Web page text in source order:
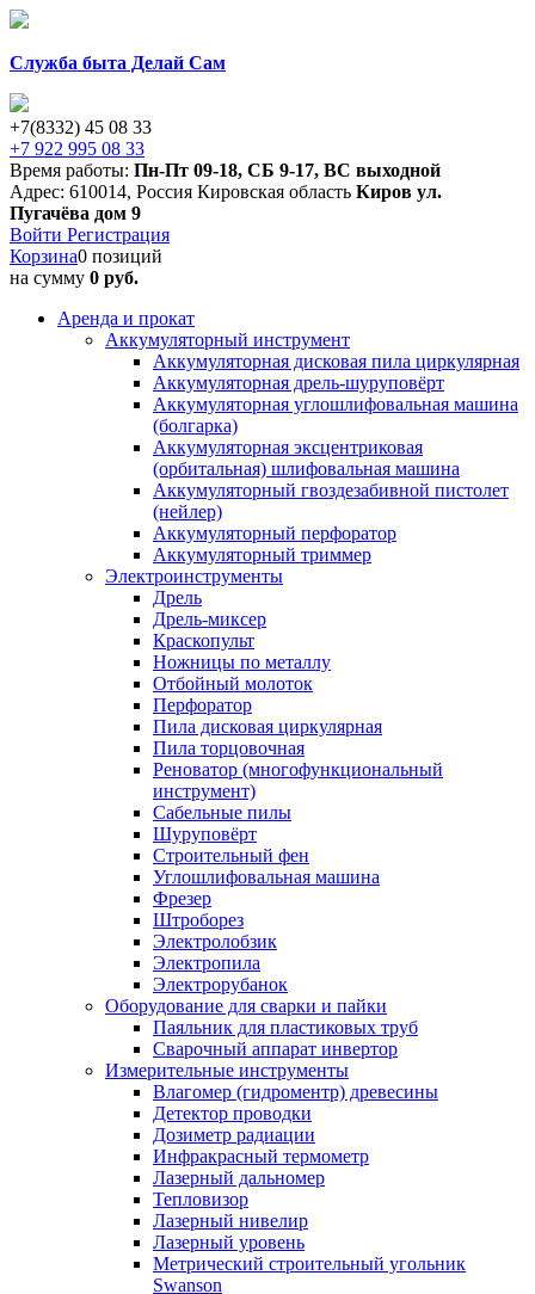
Служба быта Делай Сам
+7(8332) 45 08 33
+7 922 995 08 33
Время работы: Пн-Пт 09-18, СБ 9-17, ВС выходной
Адрес: 610014, Россия Кировская область Киров ул.
Пугачёва дом 9
Войти Регистрация
Корзина0 позиций
на сумму 0 руб.
Аренда и прокат
Аккумуляторный инструмент
Аккумуляторная дисковая пила циркулярная
Аккумуляторная дрель-шуруповёрт
Аккумуляторная углошлифовальная машина
(болгарка)
Аккумуляторная эксцентриковая
(орбитальная) шлифовальная машина
Аккумуляторный гвоздезабивной пистолет
(нейлер)
Аккумуляторный перфоратор
Аккумуляторный триммер
Электроинструменты
Дрель
Дрель-миксер
Краскопульт
Ножницы по металлу
Отбойный молоток
Перфоратор
Пила дисковая циркулярная
Пила торцовочная
Реноватор (многофункциональный
инструмент)
Сабельные пилы
Шуруповёрт
Строительный фен
Углошлифовальная машина
Фрезер
Штроборез
Электролобзик
Электропила
Электрорубанок
Оборудование для сварки и пайки
Паяльник для пластиковых труб
Сварочный аппарат инвертор
Измерительные инструменты
Влагомер (гидроментр) древесины
Детектор проводки
Дозиметр радиации
Инфракрасный термометр
Лазерный дальномер
Тепловизор
Лазерный нивелир
Лазерный уровень
Метрический строительный угольник
Swanson